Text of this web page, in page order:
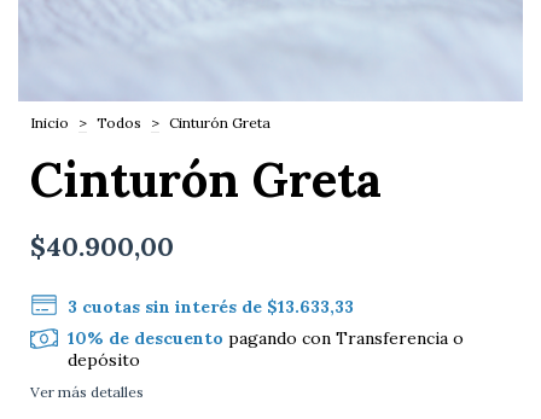
Inicio > Todos > Cinturón Greta
Cinturón Greta
$40.900,00
3 cuotas sin interés de $13.633,33
10% de descuento pagando con Transferencia o
depósito
Ver más detalles